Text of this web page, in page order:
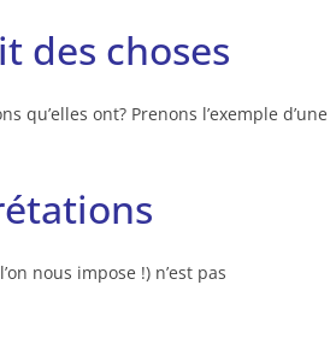
des choses
qu’elles ont? Prenons l’exemple d’une
nous impose !) n’est pas